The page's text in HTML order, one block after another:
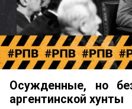
Осужденные, но
аргентинской хунты